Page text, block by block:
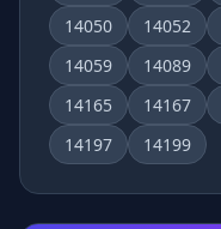
14050
14052
14059
14089
14165
14167
14197
14199